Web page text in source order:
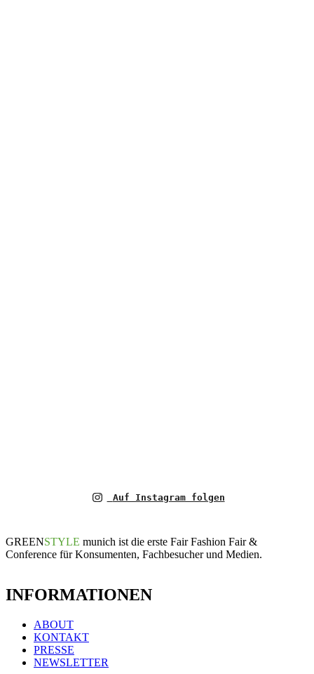
Auf Instagram folgen
GREENSTYLE munich ist die erste Fair Fashion Fair &
Conference für Konsumenten, Fachbesucher und Medien.
INFORMATIONEN
ABOUT
KONTAKT
PRESSE
NEWSLETTER